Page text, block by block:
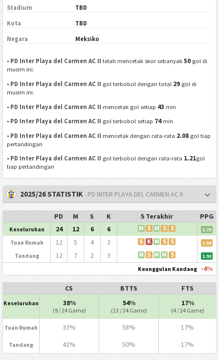
Stadium TBD
Kota TBD
Negara Meksiko
• PD Inter Playa del Carmen AC II telah mencetak skor sebanyak50 gol di
musim ini.
• PD Inter Playa del Carmen AC II gol terbobol dengan total 29 gol di
musim ini.
• PD Inter Playa del Carmen AC II mencetak gol setiap 43 min
• PD Inter Playa del Carmen AC II gol terbobol setiap 74min
• PD Inter Playa del Carmen AC II mencetak dengan rata-rata 2.08 gol tiap
pertandingan
• PD Inter Playa del Carmen AC II gol terbobol dengan rata-rata 1.21gol
tiap pertandingan
2025/26 STATISTIK- PD INTER PLAYA DEL CARMEN AC II
PD M S K 5 Terakhir PPG
Keseluruhan 24 12 6 6 M S M S S 1.75
Tuan Rumah 12 5 4 3 S K M S S 1.58
Tandang 12 7 2 3 M S M M S 1.92
Keunggulan Kandang -4%
CS BTTS FTS
Keseluruhan 38%
(9 / 24 Game)
54%
(13 / 24 Game)
17%
(4 / 24 Game)
Tuan Rumah 33% 58% 17%
Tandang 42% 50% 17%